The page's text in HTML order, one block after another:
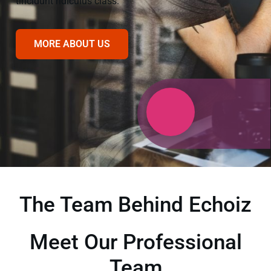
MORE ABOUT US
The Team Behind Echoiz
Meet Our Professional